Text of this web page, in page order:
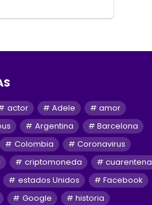
actor Adele
amor
Argentina
Barcelona
Colombia
Coronavirus
criptomoneda
cuarentena
estados Unidos
Facebook
Google historia